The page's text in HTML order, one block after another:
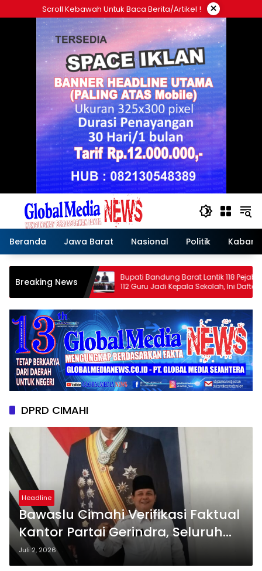
ke
Scroll Kebawah Untuk Baca Berita/artikel ! ×
Beranda Jawa Barat Nasional Politik Kabar
Breaking News
PWI
Bupati Bandung Barat Lantik 118 Pejabat,
112 Guru Jadi Kepala Sekolah, Ini Daftar
Nama dan Jabatan Barunya
DPRD CIMAHI
Headline
Bawaslu Cimahi Verifikasi Faktual
Kantor Partai Gerindra, Seluruh
Dokumen Dinyatakan Lengkap
Juli 2, 2026